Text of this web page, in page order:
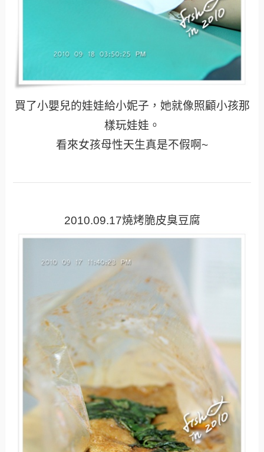
買了小嬰兒的娃娃給小妮子，她就像照顧小孩那
樣玩娃娃。
看來女孩母性天生真是不假啊~
2010.09.17燒烤脆皮臭豆腐